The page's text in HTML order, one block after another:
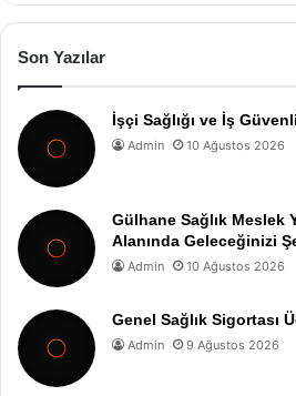
Son Yazılar
İşçi Sağlığı ve İş
Admin 10 Ağustos 2026
Gülhane Sağlık Meslek
Alanında Geleceğinizi
Admin 10 Ağustos 2026
Genel Sağlık Sigortası
Admin 9 Ağustos 2026